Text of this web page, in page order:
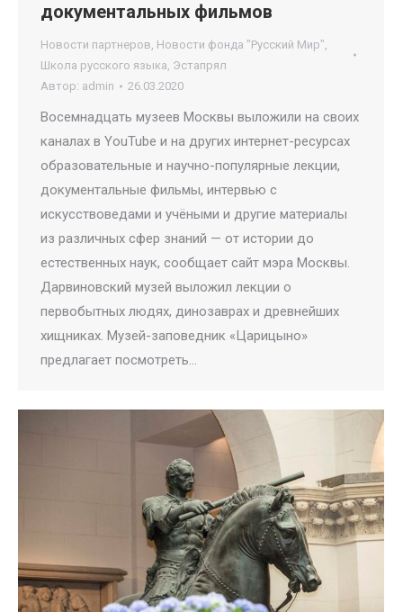
документальных фильмов
Новости партнеров, Новости фонда "Русский Мир",
Школа русского языка, Эстапрял
Автор: admin 26.03.2020
Восемнадцать музеев Москвы выложили на своих
каналах в YouTube и на других интернет-ресурсах
образовательные и научно-популярные лекции,
документальные фильмы, интервью с
искусствоведами и учёными и другие материалы
из различных сфер знаний — от истории до
естественных наук, сообщает сайт мэра Москвы.
Дарвиновский музей выложил лекции о
первобытных людях, динозаврах и древнейших
хищниках. Музей-заповедник «Царицыно»
предлагает посмотреть…